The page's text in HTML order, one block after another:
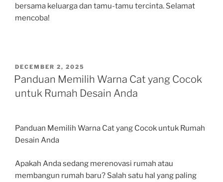
bersama keluarga dan tamu-tamu tercinta. Selamat
mencoba!
POSTED
ON
DECEMBER 2, 2025
Panduan Memilih Warna Cat yang Cocok
untuk Rumah Desain Anda
Panduan Memilih Warna Cat yang Cocok untuk Rumah
Desain Anda
Apakah Anda sedang merenovasi rumah atau
membangun rumah baru? Salah satu hal yang paling